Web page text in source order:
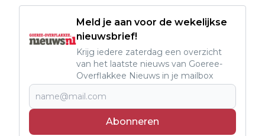
Meld je aan voor de wekelijkse
nieuwsbrief!
Krijg iedere zaterdag een overzicht
van het laatste nieuws van Goeree-
Overflakkee Nieuws in je mailbox
Abonneren